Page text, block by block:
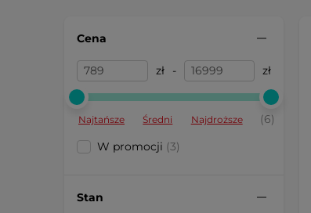
Cena
zł - zł
Najtańsze Średni Najdroższe
(6)
W promocji (3)
Stan